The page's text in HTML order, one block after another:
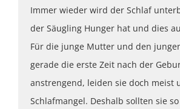
Immer wieder wird der Schlaf
der Säugling Hunger hat und dies
Für die junge Mutter und den
gerade die erste Zeit nach der
anstrengend, leiden sie doch meist
Schlafmangel. Deshalb sollten sie